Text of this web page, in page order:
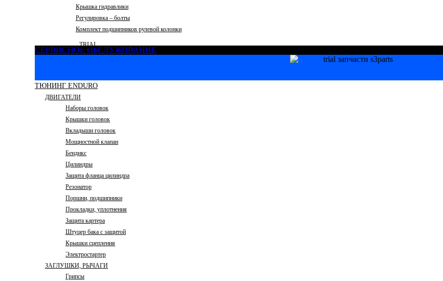
Крышка гидравлики
Регулировка – болты
Комплект подшипников рулевой колонки
TRIAL
СЕРВИСНОЕ ОБСЛУЖИВАНИЕ
ТЮНИНГ ENDURO
ДВИГАТЕЛИ
Наборы головок
Крышки головок
Вкладыши головок
Мощностной клапан
Бендикс
Цилиндры
Защита фланца цилиндра
Резонатор
Поршни, подшипники
Прокладки, уплотнения
Защита картера
Штуцер бака с защитой
Крышки сцепления
Электростартер
ЗАГЛУШКИ, РЫЧАГИ
Грипсы